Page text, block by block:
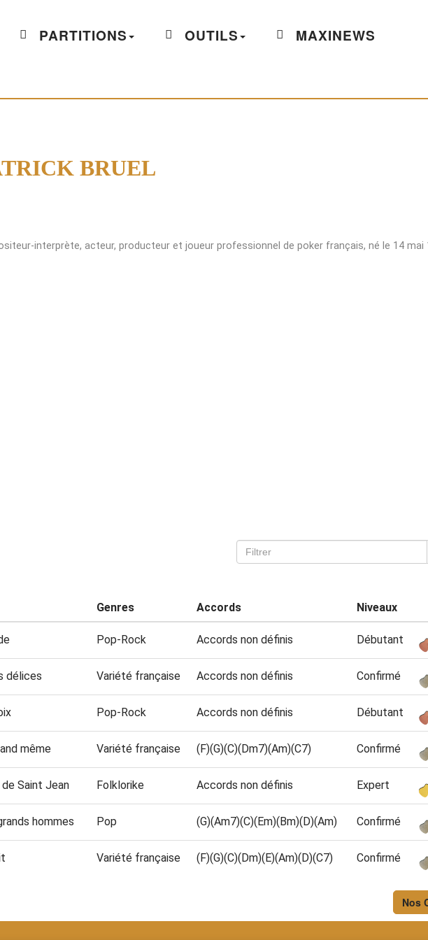
PARTITIONS OUTILS MAXINEWS
BRUEL
interprète, acteur, producteur et joueur professionnel de poker français, né le 14 mai
Genres Accords Niveaux
Pop-Rock Accords non définis Débutant
délices Variété française Accords non définis Confirmé
Pop-Rock Accords non définis Débutant
même Variété française (F)(G)(C)(Dm7)(Am)(C7) Confirmé
Saint Jean Folklorike Accords non définis Expert
hommes Pop (G)(Am7)(C)(Em)(Bm)(D)(Am) Confirmé
Variété française (F)(G)(C)(Dm)(E)(Am)(D)(C7) Confirmé
Nos